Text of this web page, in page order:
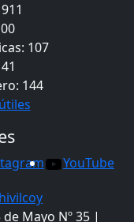
107
144
YouTube
Mayo Nº 35 |